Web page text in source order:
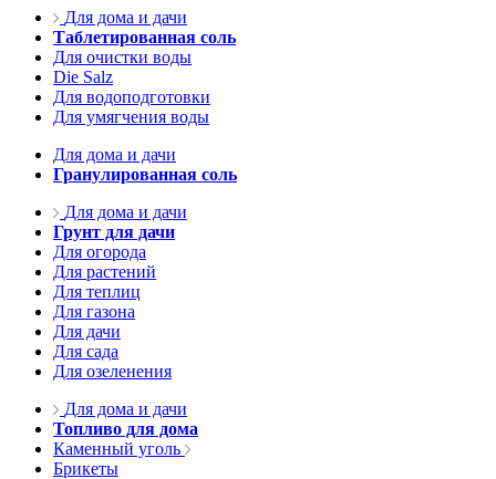
Для дома и дачи
Таблетированная соль
Для очистки воды
Die Salz
Для водоподготовки
Для умягчения воды
Для дома и дачи
Гранулированная соль
Для дома и дачи
Грунт для дачи
Для огорода
Для растений
Для теплиц
Для газона
Для дачи
Для сада
Для озеленения
Для дома и дачи
Топливо для дома
Каменный уголь
Брикеты